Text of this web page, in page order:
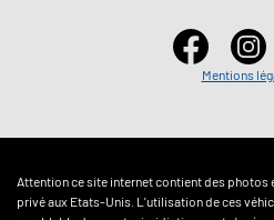
Mentions
Attention ce site internet contient des photos
privé aux Etats-Unis. L'utilisation de ces